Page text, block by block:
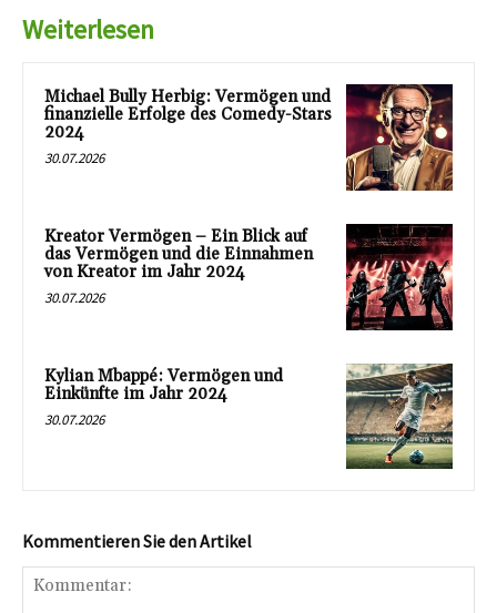
Weiterlesen
Michael Bully Herbig: Vermögen und
finanzielle Erfolge des Comedy-Stars
2024
30.07.2026
Kreator Vermögen – Ein Blick auf
das Vermögen und die Einnahmen
von Kreator im Jahr 2024
30.07.2026
Kylian Mbappé: Vermögen und
Einkünfte im Jahr 2024
30.07.2026
Kommentieren Sie den Artikel